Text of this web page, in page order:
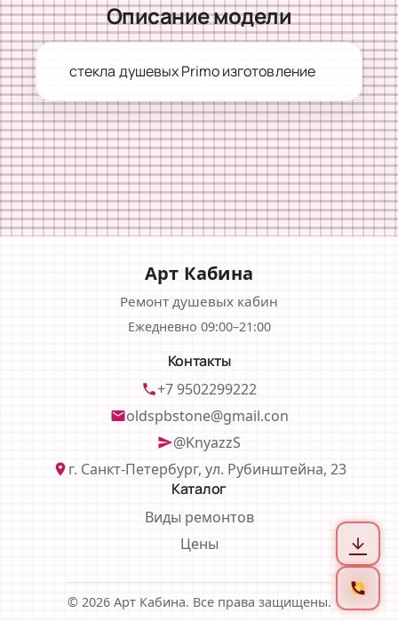
Описание модели
стекла душевых Primo изготовление
Арт Кабина
Ремонт душевых кабин
Ежедневно 09:00–21:00
Контакты
phone+7 9502299222
emailoldspbstone@gmail.con
send@KnyazzS
location_on г. Санкт-Петербург, ул. Рубинштейна, 23
Каталог
Виды ремонтов
Цены
© 2026 Арт Кабина. Все права защищены.
arrow_downward
call